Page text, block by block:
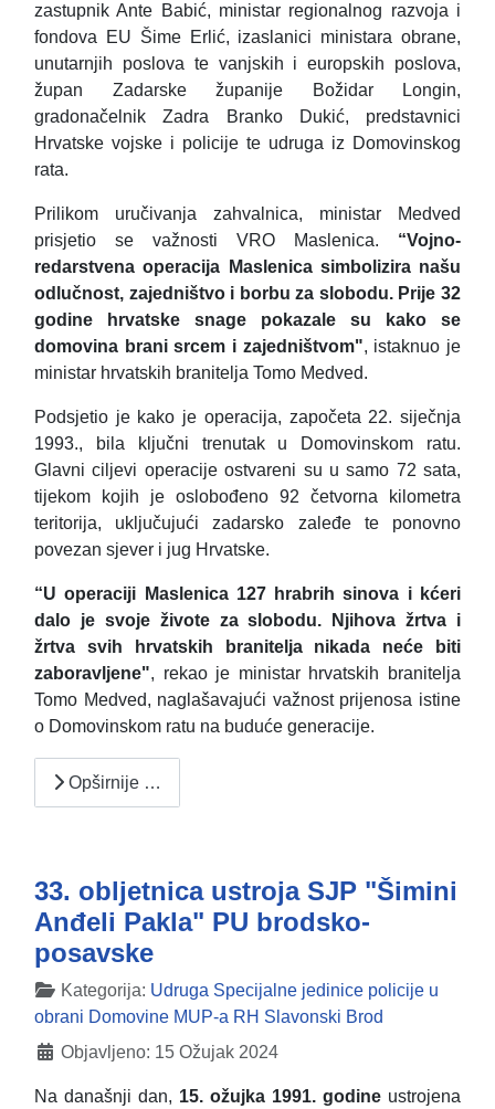
zastupnik Ante Babić, ministar regionalnog razvoja i
fondova EU Šime Erlić, izaslanici ministara obrane,
unutarnjih poslova te vanjskih i europskih poslova,
župan Zadarske županije Božidar Longin,
gradonačelnik Zadra Branko Dukić, predstavnici
Hrvatske vojske i policije te udruga iz Domovinskog
rata.
Prilikom uručivanja zahvalnica, ministar Medved
prisjetio se važnosti VRO Maslenica. “Vojno-
redarstvena operacija Maslenica simbolizira našu
odlučnost, zajedništvo i borbu za slobodu. Prije 32
godine hrvatske snage pokazale su kako se
domovina brani srcem i zajedništvom", istaknuo je
ministar hrvatskih branitelja Tomo Medved.
Podsjetio je kako je operacija, započeta 22. siječnja
1993., bila ključni trenutak u Domovinskom ratu.
Glavni ciljevi operacije ostvareni su u samo 72 sata,
tijekom kojih je oslobođeno 92 četvorna kilometra
teritorija, uključujući zadarsko zaleđe te ponovno
povezan sjever i jug Hrvatske.
“U operaciji Maslenica 127 hrabrih sinova i kćeri
dalo je svoje živote za slobodu. Njihova žrtva i
žrtva svih hrvatskih branitelja nikada neće biti
zaboravljene", rekao je ministar hrvatskih branitelja
Tomo Medved, naglašavajući važnost prijenosa istine
o Domovinskom ratu na buduće generacije.
Opširnije …
33. obljetnica ustroja SJP "Šimini
Anđeli Pakla" PU brodsko-
posavske
DetaljiKategorija: Udruga Specijalne jedinice policije u
obrani Domovine MUP-a RH Slavonski Brod
Objavljeno: 15 Ožujak 2024
Na današnji dan, 15. ožujka 1991. godine ustrojena